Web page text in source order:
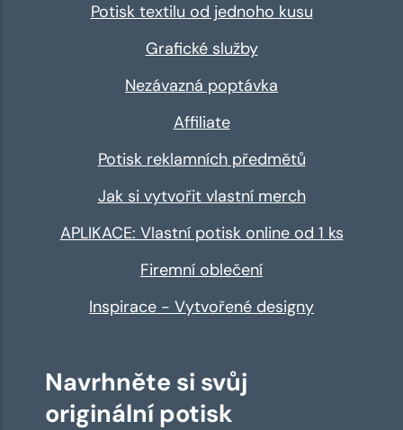
Potisk textilu od jednoho kusu
Grafické služby
Nezávazná poptávka
Affiliate
Potisk reklamních předmětů
Jak si vytvořit vlastní merch
APLIKACE: Vlastní potisk online od 1 ks
Firemní oblečení
Inspirace - Vytvořené designy
Navrhněte si svůj
originální potisk